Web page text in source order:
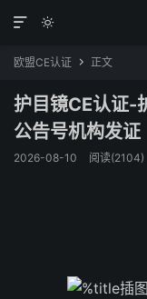


欧盟CE认证  正文
护目镜CE认证-
公告号机构发证
2026-08-10 阅读(2104)